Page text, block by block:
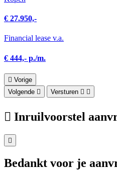
€ 27.950,-
Financial lease v.a.
€ 444,- p./m.
Vorige
Volgende
Versturen
Inruilvoorstel
Bedankt voor je